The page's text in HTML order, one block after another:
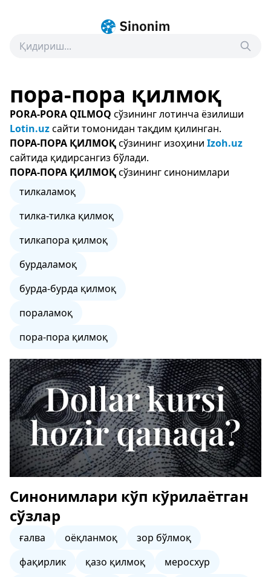
пора-пора қилмоқ
PORA-PORA QILMOQ сўзининг лотинча ёзилиши
Lotin.uzсайти томонидан тақдим қилинган.
ПОРА-ПОРА ҚИЛМОҚсўзининг изоҳини Izoh.uz
сайтида қидирсангиз бўлади.
ПОРА-ПОРА ҚИЛМОҚсўзининг синонимлари
тилкаламоқ
тилка-тилка қилмоқ
тилкапора қилмоқ
бурдаламоқ
бурда-бурда қилмоқ
пораламоқ
пора-пора қилмоқ
Синонимлари кўп кўрилаётган
сўзлар
ғалва оёқланмоқ
зор бўлмоқ
фақирлик
қазо қилмоқ
меросхур